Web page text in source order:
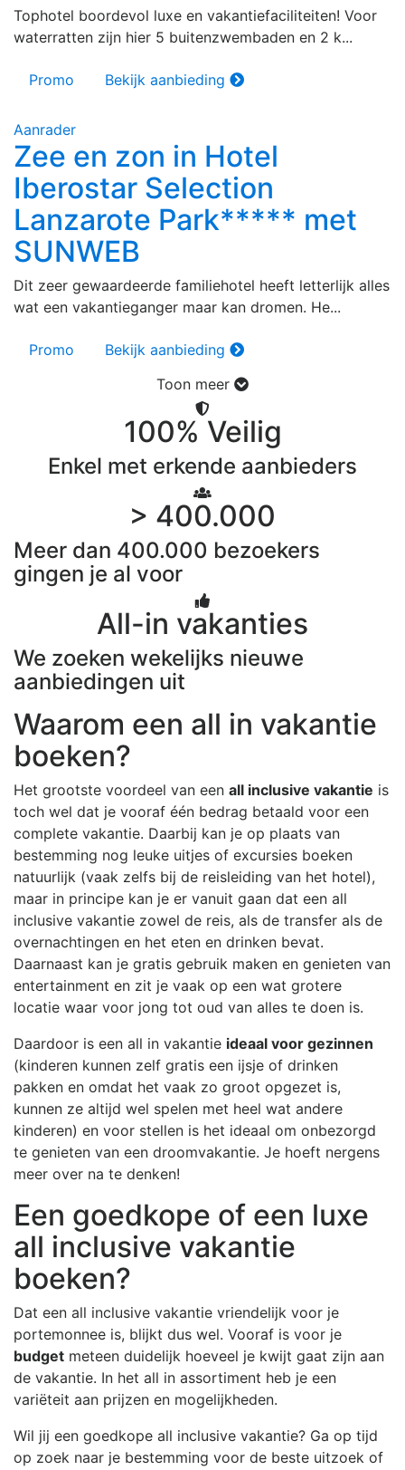
Tophotel boordevol luxe en vakantiefaciliteiten! Voor
waterratten zijn hier 5 buitenzwembaden en 2 k...
Promo Bekijk aanbieding
Aanrader
Zee en zon in Hotel
Iberostar Selection
Lanzarote Park***** met
SUNWEB
Dit zeer gewaardeerde familiehotel heeft letterlijk alles
wat een vakantieganger maar kan dromen. He...
Promo
Bekijk aanbieding
Toon meer
100% Veilig
Enkel met erkende aanbieders
> 400.000
Meer dan 400.000 bezoekers
gingen je al voor
All-in vakanties
We zoeken wekelijks nieuwe
aanbiedingen uit
Waarom een all in vakantie
boeken?
Het grootste voordeel van een all inclusive vakantie is
toch wel dat je vooraf één bedrag betaald voor een
complete vakantie. Daarbij kan je op plaats van
bestemming nog leuke uitjes of excursies boeken
natuurlijk (vaak zelfs bij de reisleiding van het hotel),
maar in principe kan je er vanuit gaan dat een all
inclusive vakantie zowel de reis, als de transfer als de
overnachtingen en het eten en drinken bevat.
Daarnaast kan je gratis gebruik maken en genieten van
entertainment en zit je vaak op een wat grotere
locatie waar voor jong tot oud van alles te doen is.
Daardoor is een all in vakantie ideaal voor gezinnen
(kinderen kunnen zelf gratis een ijsje of drinken
pakken en omdat het vaak zo groot opgezet is,
kunnen ze altijd wel spelen met heel wat andere
kinderen) en voor stellen is het ideaal om onbezorgd
te genieten van een droomvakantie. Je hoeft nergens
meer over na te denken!
Een goedkope of een luxe
all inclusive vakantie
boeken?
Dat een all inclusive vakantie vriendelijk voor je
portemonnee is, blijkt dus wel. Vooraf is voor je
budget meteen duidelijk hoeveel je kwijt gaat zijn aan
de vakantie. In het all in assortiment heb je een
variëteit aan prijzen en mogelijkheden.
Wil jij een goedkope all inclusive vakantie? Ga op tijd
op zoek naar je bestemming voor de beste uitzoek of